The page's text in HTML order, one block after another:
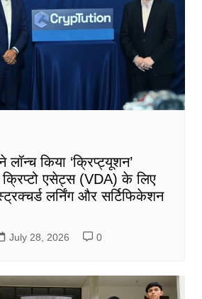
लॉन्च किया ‘क्रिप्ट्यूशन’
एसेट्स (VDA) के लिए
लर्निंग और सर्टिफिकेशन
July 28, 2026 0